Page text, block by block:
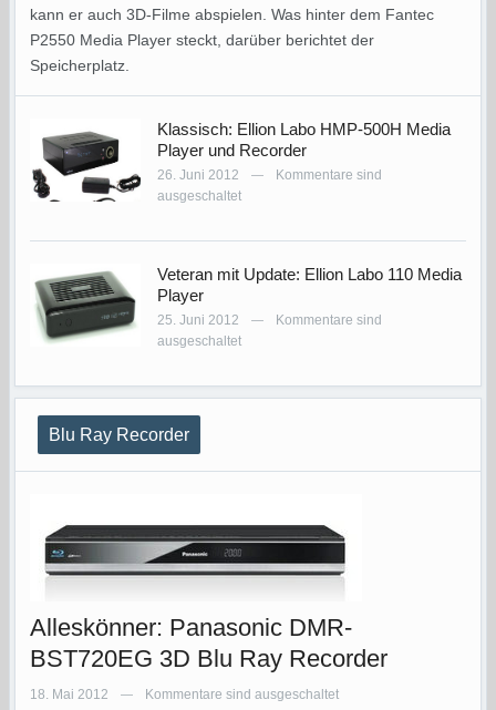
kann er auch 3D-Filme abspielen. Was hinter dem Fantec
P2550 Media Player steckt, darüber berichtet der
Speicherplatz.
Klassisch: Ellion Labo HMP-500H Media
Player und Recorder
26. Juni 2012 —
Kommentare sind
ausgeschaltet
Veteran mit Update: Ellion Labo 110 Media
Player
25. Juni 2012 —
Kommentare sind
ausgeschaltet
Blu Ray Recorder
Alleskönner: Panasonic DMR-
BST720EG 3D Blu Ray Recorder
18. Mai 2012 — Kommentare sind ausgeschaltet